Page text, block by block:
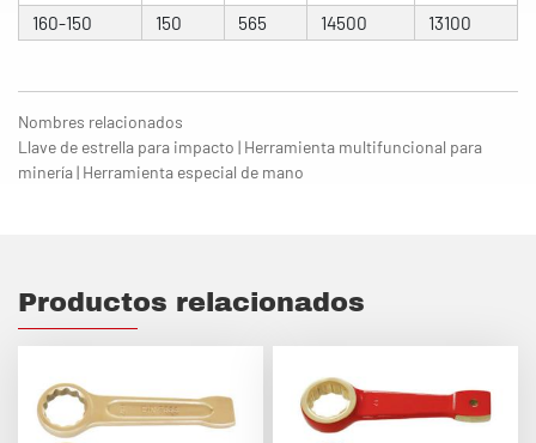
160-150
150 565 14500 13100
Nombres relacionados
Llave de estrella para impacto | Herramienta multifuncional para
minería | Herramienta especial de mano
Productos relacionados